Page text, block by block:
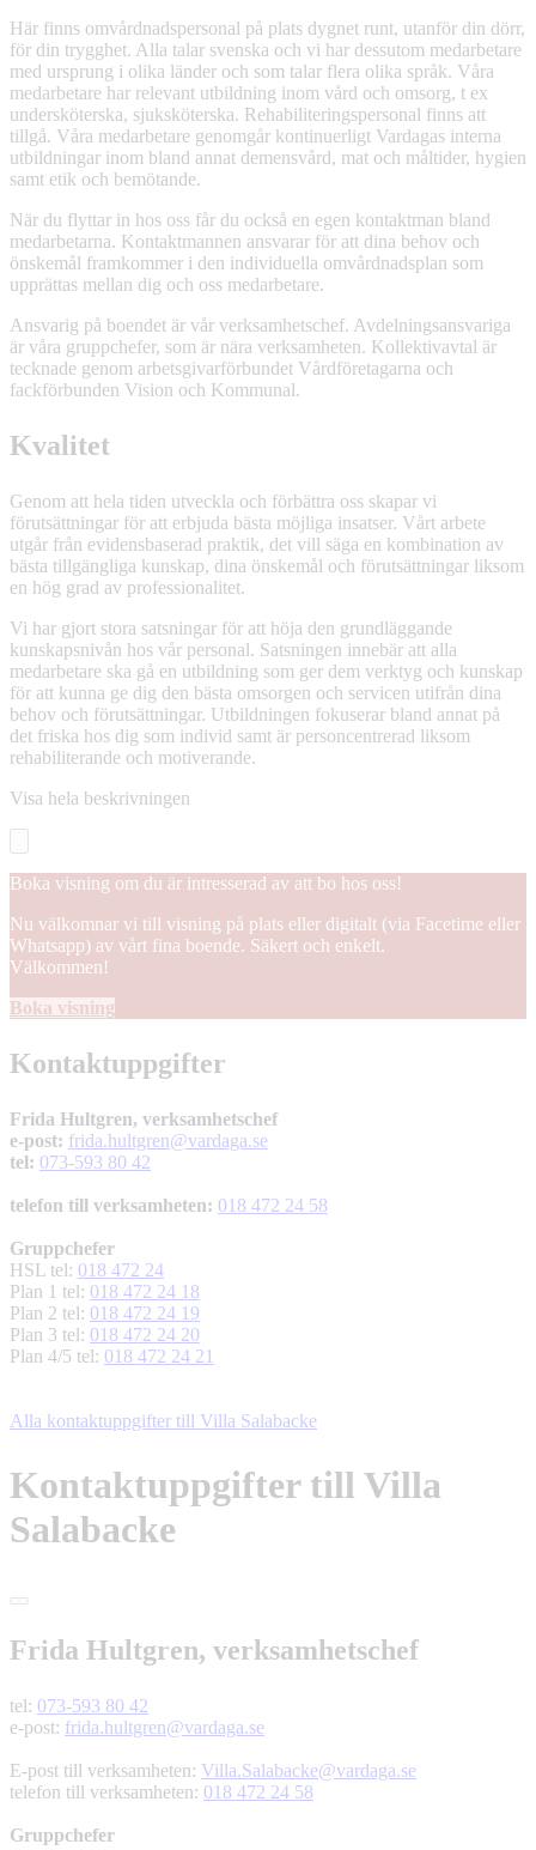
Här finns omvårdnadspersonal på plats dygnet runt, utanför din dörr,
för din trygghet. Alla talar svenska och vi har dessutom medarbetare
med ursprung i olika länder och som talar flera olika språk. Våra
medarbetare har relevant utbildning inom vård och omsorg, t ex
undersköterska, sjuksköterska. Rehabiliteringspersonal finns att
tillgå. Våra medarbetare genomgår kontinuerligt Vardagas interna
utbildningar inom bland annat demensvård, mat och måltider, hygien
samt etik och bemötande.
När du flyttar in hos oss får du också en egen kontaktman bland
medarbetarna. Kontaktmannen ansvarar för att dina behov och
önskemål framkommer i den individuella omvårdnadsplan som
upprättas mellan dig och oss medarbetare.
Ansvarig på boendet är vår verksamhetschef. Avdelningsansvariga
är våra gruppchefer, som är nära verksamheten. Kollektivavtal är
tecknade genom arbetsgivarförbundet Vårdföretagarna och
fackförbunden Vision och Kommunal.
Kvalitet
Genom att hela tiden utveckla och förbättra oss skapar vi
förutsättningar för att erbjuda bästa möjliga insatser. Vårt arbete
utgår från evidensbaserad praktik, det vill säga en kombination av
bästa tillgängliga kunskap, dina önskemål och förutsättningar liksom
en hög grad av professionalitet.
Vi har gjort stora satsningar för att höja den grundläggande
kunskapsnivån hos vår personal. Satsningen innebär att alla
medarbetare ska gå en utbildning som ger dem verktyg och kunskap
för att kunna ge dig den bästa omsorgen och servicen utifrån dina
behov och förutsättningar. Utbildningen fokuserar bland annat på
det friska hos dig som individ samt är personcentrerad liksom
rehabiliterande och motiverande.
Visa hela beskrivningen
Boka visning om du är intresserad av att bo hos oss!
Nu välkomnar vi till visning på plats eller digitalt (via Facetime eller
Whatsapp) av vårt fina boende. Säkert och enkelt.
Välkommen!
Boka visning
Kontaktuppgifter
Frida Hultgren, verksamhetschef
e-post: frida.hultgren@vardaga.se
tel: 073-593 80 42
telefon till verksamheten: 018 472 24 58
Gruppchefer
HSL tel: 018 472 24
Plan 1 tel: 018 472 24 18
Plan 2 tel: 018 472 24 19
Plan 3 tel: 018 472 24 20
Plan 4/5 tel: 018 472 24 21
Alla kontaktuppgifter till Villa Salabacke
Kontaktuppgifter till Villa
Salabacke
Frida Hultgren, verksamhetschef
tel: 073-593 80 42
e-post: frida.hultgren@vardaga.se
E-post till verksamheten: Villa.Salabacke@vardaga.se
telefon till verksamheten: 018 472 24 58
Gruppchefer